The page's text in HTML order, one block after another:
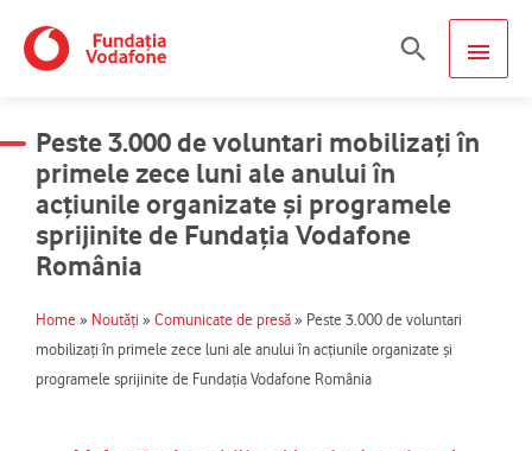
content
MAIN
Search
Peste 3.000 de voluntari mobilizați în
primele zece luni ale anului în
acțiunile organizate și programele
sprijinite de Fundația Vodafone
România
Home » Noutăți » Comunicate de presă » Peste 3.000 de voluntari
mobilizați în primele zece luni ale anului în acțiunile organizate și
programele sprijinite de Fundația Vodafone România